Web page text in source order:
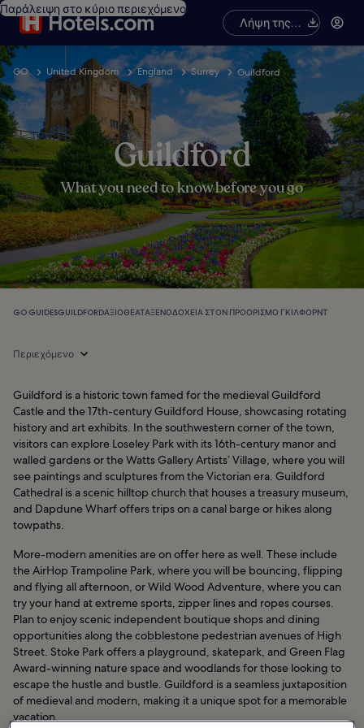
Παράλειψη στο κύριο περιεχόμενο
Λήψη της
εφαρμογής
GO United Kingdom England Surrey Guildford
Guildford
What you need to know before you go
GO GUIDESGUILDFORDΑΞΙΟΘΈΑΤΑΞΕΝΟΔΟΧΕΊΑ ΣΤΟΝ ΠΡΟΟΡΙΣΜΌ ΓΚΊΛΦΟΡΝΤ
Περιεχόμενο
Guildford is a historic town famed for the medieval Guildford
Castle and the 17th-century Guildford House, showcasing rotating
history and art exhibits. In the southwestern corner of the town,
visitors can explore Loseley Park with its 16th-century manor and
walled gardens or the Watts Gallery Artists’ Village, where you will
see paintings and sculptures from the Victorian era. Guildford
Cathedral is a scenic hilltop church that houses a treasury museum,
and Dapdune Wharf offers trips on a canal barge or hikes along
towpaths.
More-modern amenities are on offer here as well. These include
the AirHop Trampoline Park, where you will be bouncing, flipping
and flying all afternoon, or Wild Wood Adventure, where you can
try your hand at extreme sports, zipper lines and ropes courses.
Plan to enjoy scenic independent boutique shops and dining
opportunities along the cobblestone pedestrian avenues of High
Street. Stoke Park offers a playground, skatepark, and Green Flag
Award-winning nature space and woodlands for those looking to
escape the hustle and bustle. Guildford is a seamless juxtaposition
of medieval and modern, making it a unique spot for a memorable
vacation.